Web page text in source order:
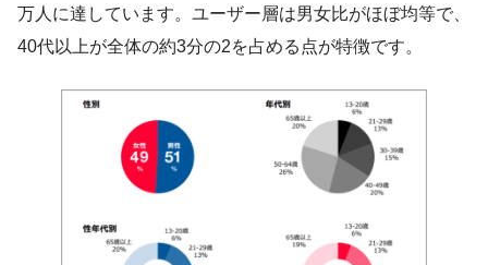
万人に達しています。ユーザー層は男女比がほぼ均等で、
40代以上が全体の約3分の2を占める点が特徴です。